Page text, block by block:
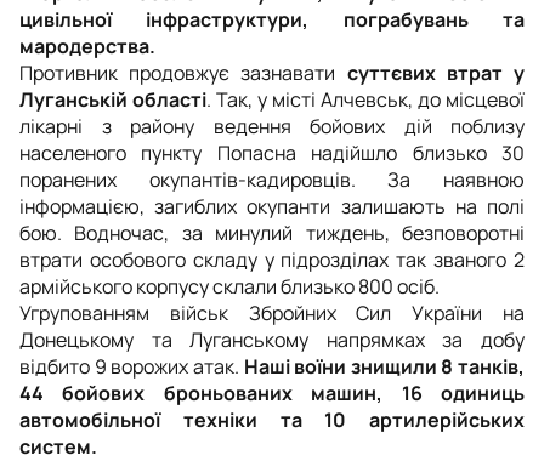
цивільної інфраструктури, пограбувань та
мародерства.
Противник продовжує зазнавати суттєвих втрат у
Луганській області. Так, у місті Алчевськ, до місцевої
лікарні з району ведення бойових дій поблизу
населеного пункту Попасна надійшло близько 30
поранених окупантів-кадировців. За наявною
інформацією, загиблих окупанти залишають на полі
бою. Водночас, за минулий тиждень, безповоротні
втрати особового складу у підрозділах так званого 2
армійського корпусу склали близько 800 осіб.
Угрупованням військ Збройних Сил України на
Донецькому та Луганському напрямках за добу
відбито 9 ворожих атак. Наші воїни знищили 8 танків,
44 бойових броньованих машин, 16 одиниць
автомобільної техніки та 10 артилерійських
систем.